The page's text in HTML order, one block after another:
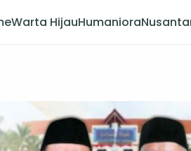
Warta HijauHumaniora